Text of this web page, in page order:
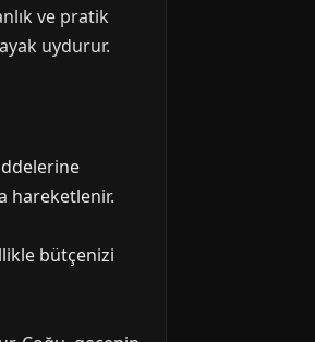
ve pratik
uydurur.
hareketlenir.
bütçenizi